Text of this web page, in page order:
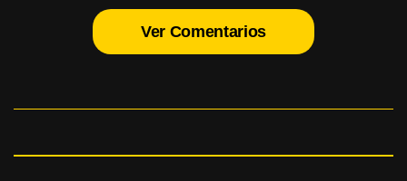
Ver Comentarios